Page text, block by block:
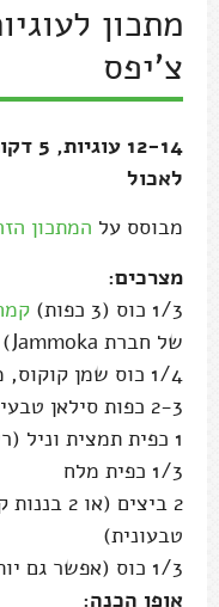
מבוסס על
המתכון הזה
מצרכים:
של חברת Jammoka)
1/4 כוס שמן קוקוס, מומס
1/3 כפית מלח
2 ביצים
טבעונית)
1/3 כוס (אפשר גם יותר) שוקולד צ'יפס
אופן הכנה:
מחממים תנור ל-170 מעלות.
שמים את כל
בקערה
מוסיפים את
לוקחים כף